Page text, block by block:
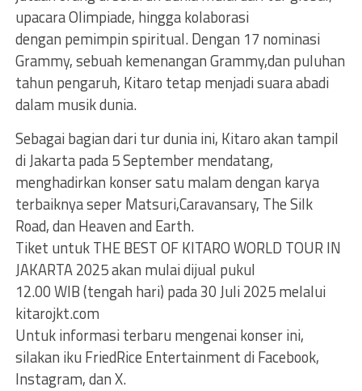
upacara Olimpiade, hingga kolaborasi
dengan pemimpin spiritual. Dengan 17 nominasi
Grammy, sebuah kemenangan Grammy,dan puluhan
tahun pengaruh, Kitaro tetap menjadi suara abadi
dalam musik dunia.
Sebagai bagian dari tur dunia ini, Kitaro akan tampil
di Jakarta pada 5 September mendatang,
menghadirkan konser satu malam dengan karya
terbaiknya seper Matsuri,Caravansary, The Silk
Road, dan Heaven and Earth.
Tiket untuk THE BEST OF KITARO WORLD TOUR IN
JAKARTA 2025 akan mulai dijual pukul
12.00 WIB (tengah hari) pada 30 Juli 2025 melalui
kitarojkt.com
Untuk informasi terbaru mengenai konser ini,
silakan iku FriedRice Entertainment di Facebook,
Instagram, dan X.